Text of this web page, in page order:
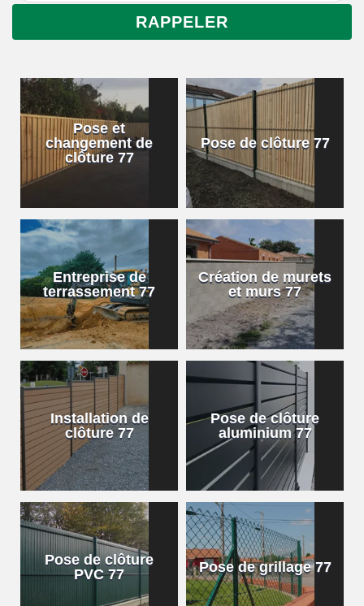
Pose et
changement de
clôture 77
Pose de clôture 77
Entreprise de
terrassement 77
Création de murets
et murs 77
Installation de
clôture 77
Pose de clôture
aluminium 77
Pose de clôture
PVC 77
Pose de grillage 77